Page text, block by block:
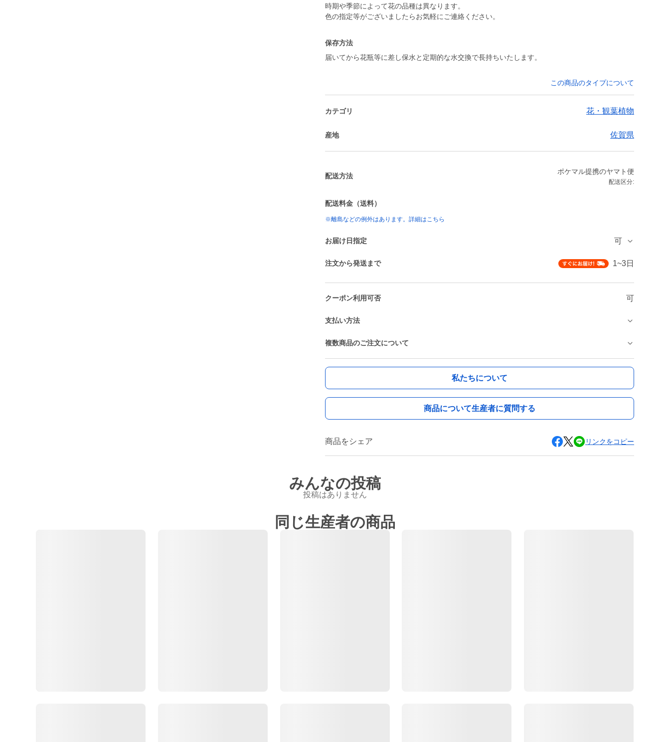
時期や季節によって花の品種は異なります。
色の指定等がございましたらお気軽にご連絡ください。
保存方法
届いてから花瓶等に差し保水と定期的な水交換で長持ちいたします。
この商品のタイプについて
カテゴリ 花・観葉植物
産地 佐賀県
配送方法
ポケマル提携のヤマト便
配送区分:
配送料金（送料）
※離島などの例外はあります。詳細はこちら
お届け日指定 可
注文から発送まで 1~3日
クーポン利用可否 可
支払い方法
複数商品のご注文について
私たちについて
商品について生産者に質問する
商品をシェア リンクをコピー
みんなの投稿
投稿はありません
同じ生産者の商品